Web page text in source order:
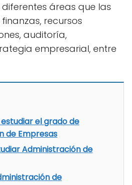
áreas que las
recursos
auditoría,
empresarial, entre
el grado de
de Empresas
Administración de
de